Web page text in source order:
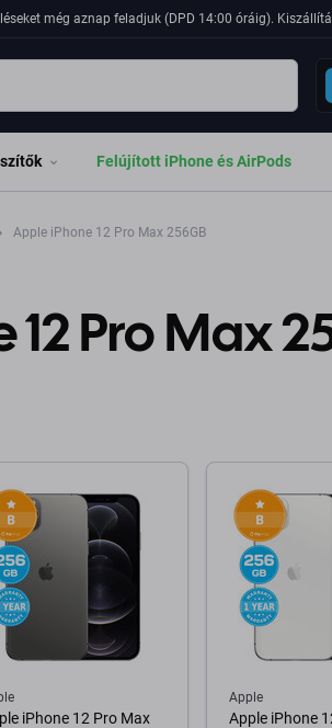
még aznap feladjuk (DPD 14:00 óráig).
Felújított iPhone és AirPods
Apple iPhone 12 Pro Max 256GB
Pro Max
iPhone 12 Pro Max
Apple
Apple iPhone